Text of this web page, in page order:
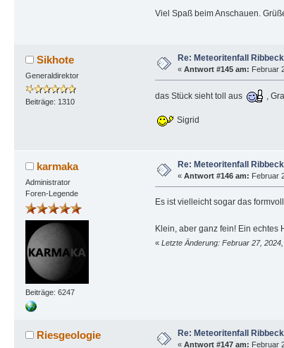
Viel Spaß beim Anschauen.
Sikhote
Generaldirektor
Beiträge: 1310
Re: Meteoritenfall
« Antwort #145 am: Februar
das Stück sieht toll aus ,
Sigrid
karmaka
Administrator
Foren-Legende
Beiträge: 6247
Re: Meteoritenfall
« Antwort #146 am: Februar
Es ist vielleicht sogar das
Klein, aber ganz fein! Ein echtes
« Letzte Änderung: Februar 27,
Riesgeologie Re: Meteoritenfall
« Antwort #147 am: Februar